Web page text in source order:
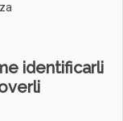
identificarli